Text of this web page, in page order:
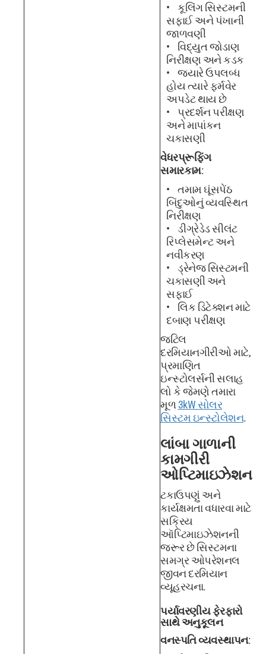
કૂલિંગ સિસ્ટમની
સફાઈ અને પંખાની
જાળવણી
વિદ્યુત જોડાણ
નિરીક્ષણ અને કડક
જ્યારે ઉપલબ્ધ
હોય ત્યારે ફર્મવેર
અપડેટ થાય છે
પ્રદર્શન પરીક્ષણ
અને માપાંકન
ચકાસણી
વેધરપ્રૂફિંગ
સમારકામ:
તમામ ઘૂંસપેંઠ
બિંદુઓનું વ્યવસ્થિત
નિરીક્ષણ
ડીગ્રેડેડ સીલંટ
રિપ્લેસમેન્ટ અને
નવીકરણ
ડ્રેનેજ સિસ્ટમની
ચકાસણી અને
સફાઈ
લિક ડિટેક્શન માટે
દબાણ પરીક્ષણ
જટિલ
દરમિયાનગીરીઓ માટે,
પ્રમાણિત
ઇન્સ્ટોલર્સની સલાહ
લો કે જેમણે તમારા
મૂળ3kW સોલર
સિસ્ટમ ઇન્સ્ટોલેશન.
લાંબા ગાળાની
કામગીરી
ઓપ્ટિમાઇઝેશન
ટકાઉપણું અને
કાર્યક્ષમતા વધારવા માટે
સક્રિય
ઑપ્ટિમાઇઝેશનની
જરૂર છે સિસ્ટમના
સમગ્ર ઓપરેશનલ
જીવન દરમિયાન
વ્યૂહરચના.
પર્યાવરણીય ફેરફારો
સાથે અનુકૂલન
વનસ્પતિ વ્યવસ્થાપન: